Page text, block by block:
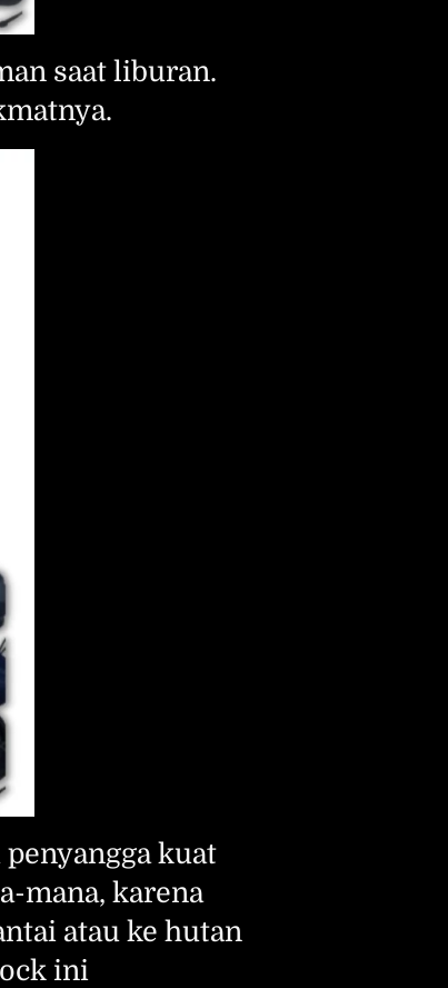
saat liburan.
kuat
mana, karena
atau ke hutan
ini